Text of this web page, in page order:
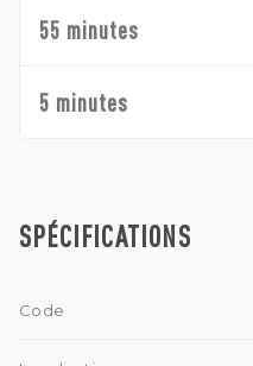
55 minutes
5 minutes
SPÉCIFICATIONS
Code